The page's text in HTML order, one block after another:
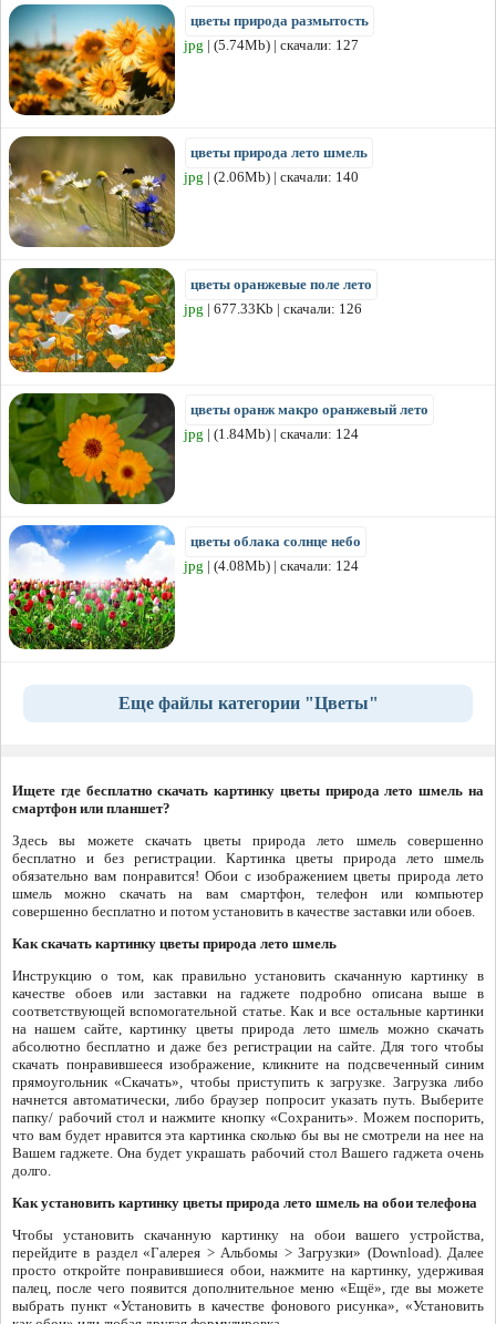
цветы природа размытость
jpg | (5.74Mb) | скачали: 127
цветы природа лето шмель
jpg | (2.06Mb) | скачали: 140
цветы оранжевые поле лето
jpg | 677.33Kb | скачали: 126
цветы оранж макро оранжевый лето
jpg | (1.84Mb) | скачали: 124
цветы облака солнце небо
jpg | (4.08Mb) | скачали: 124
Еще файлы категории "Цветы"
Ищете где бесплатно скачать картинку цветы природа лето шмель на
смартфон или планшет?
Здесь вы можете скачать цветы природа лето шмель совершенно
бесплатно и без регистрации. Картинка цветы природа лето шмель
обязательно вам понравится! Обои с изображением цветы природа лето
шмель можно скачать на вам смартфон, телефон или компьютер
совершенно бесплатно и потом установить в качестве заставки или обоев.
Как скачать картинку цветы природа лето шмель
Инструкцию о том, как правильно установить скачанную картинку в
качестве обоев или заставки на гаджете подробно описана выше в
соответствующей вспомогательной статье. Как и все остальные картинки
на нашем сайте, картинку цветы природа лето шмель можно скачать
абсолютно бесплатно и даже без регистрации на сайте. Для того чтобы
скачать понравившееся изображение, кликните на подсвеченный синим
прямоугольник «Скачать», чтобы приступить к загрузке. Загрузка либо
начнется автоматически, либо браузер попросит указать путь. Выберите
папку/ рабочий стол и нажмите кнопку «Сохранить». Можем поспорить,
что вам будет нравится эта картинка сколько бы вы не смотрели на нее на
Вашем гаджете. Она будет украшать рабочий стол Вашего гаджета очень
долго.
Как установить картинку цветы природа лето шмель на обои телефона
Чтобы установить скачанную картинку на обои вашего устройства,
перейдите в раздел «Галерея > Альбомы > Загрузки» (Download). Далее
просто откройте понравившиеся обои, нажмите на картинку, удерживая
палец, после чего появится дополнительное меню «Ещё», где вы можете
выбрать пункт «Установить в качестве фонового рисунка», «Установить